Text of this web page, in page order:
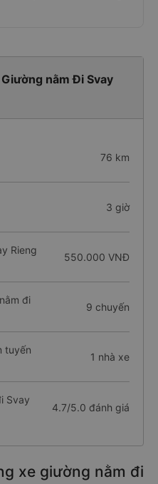
nằm Đi Svay
76 km
3 giờ
Rieng
550.000 VNĐ
đi
9 chuyến
tuyến
1 nhà xe
Svay
4.7/5.0 đánh giá
xe giường nằm đi